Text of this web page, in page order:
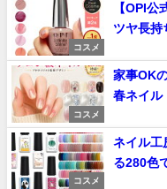
コスメ
【OPI公
ツヤ長持
コスメ
家事OK
春ネイル
コスメ
ネイル工
る280色